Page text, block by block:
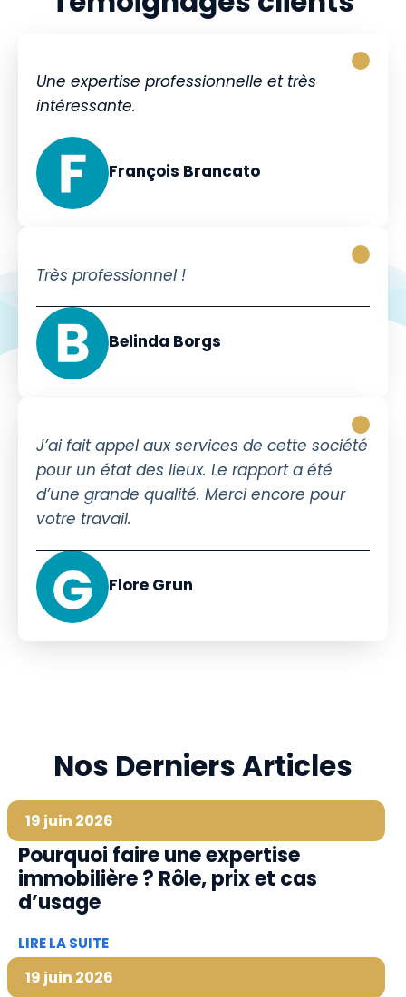
Une expertise professionnelle et très
intéressante.
François Brancato
Très professionnel !
Belinda Borgs
J’ai fait appel aux services de cette société
pour un état des lieux. Le rapport a été
d’une grande qualité. Merci encore pour
votre travail.
Flore Grun
Nos Derniers Articles
19 juin 2026
Pourquoi faire une expertise
immobilière ? Rôle, prix et cas
d’usage
LIRE LA SUITE
19 juin 2026